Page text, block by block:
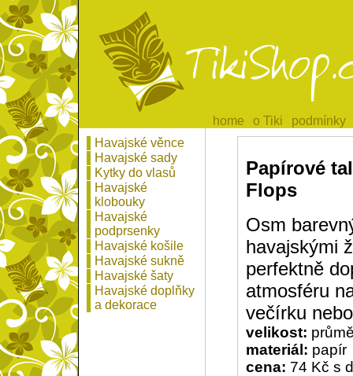
home
home o Tiki
o Tiki podmínky
podmínky
Papírové
Flops
Osm
havajskými
perfektně
atmosféru
večírku
velikost:
materiál: papír
cena: 74 Kč s
Havajské věnce
Havajské sady
Kytky do vlasů
Havajské
klobouky
Havajské
podprsenky
Havajské košile
Havajské sukně
Havajské šaty
Havajské doplňky
a dekorace